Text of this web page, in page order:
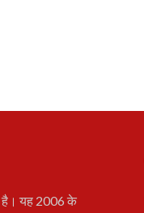
है। यह 2006 के